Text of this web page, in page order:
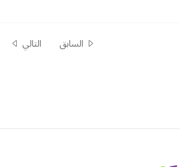
السابق التالي